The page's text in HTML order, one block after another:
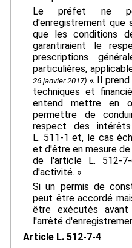
Le préfet ne
d'enregistrement que
que les conditions
garantiraient le
prescriptions
particulières,
26 janvier 2017) « Il
techniques et
entend mettre en
permettre de
respect des
L. 511-1 et, le cas
et d'être en mesure
de l'article L. 512-
d'activité. »
Si un permis de
peut être accordé
être exécutés
l'arrêté
Article L. 512-7-4